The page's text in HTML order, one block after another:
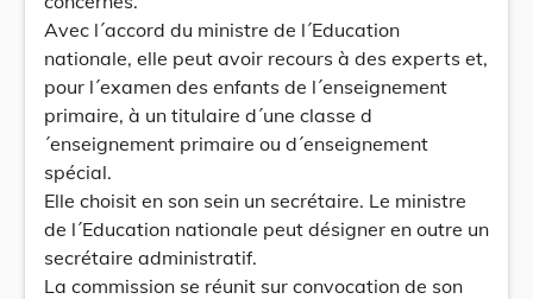
Avec l´accord du ministre de l´Education
nationale, elle peut avoir recours à des experts et,
pour l´examen des enfants de l´enseignement
primaire, à un titulaire d´une classe d
´enseignement primaire ou d´enseignement
spécial.
Elle choisit en son sein un secrétaire. Le ministre
de l´Education nationale peut désigner en outre un
secrétaire administratif.
La commission se réunit sur convocation de son